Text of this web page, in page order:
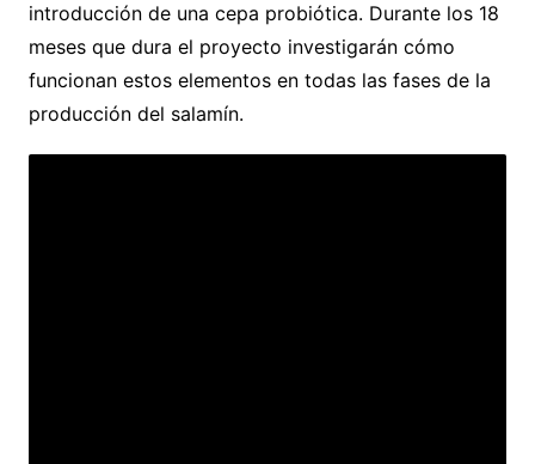
introducción de una cepa probiótica. Durante los 18
meses que dura el proyecto investigarán cómo
funcionan estos elementos en todas las fases de la
producción del salamín.